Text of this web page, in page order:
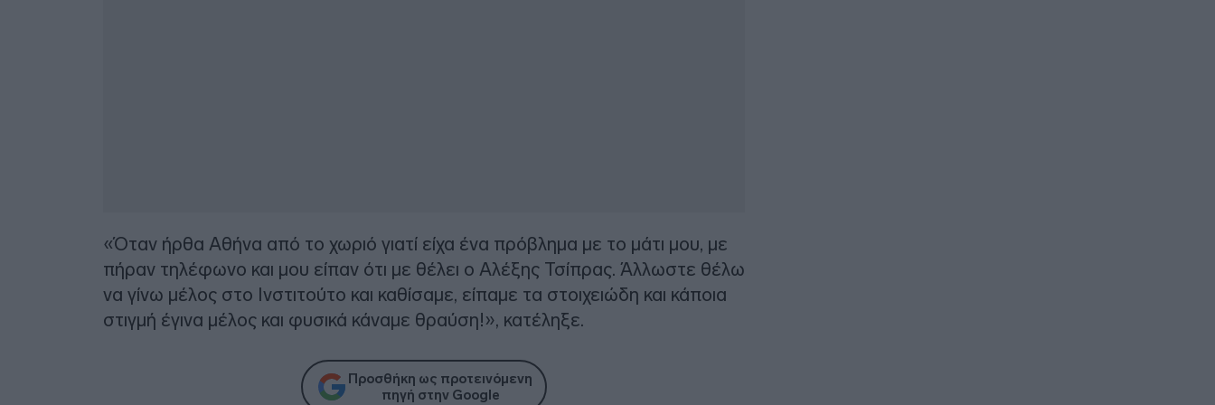
«Όταν ήρθα Αθήνα από το χωριό γιατί είχα ένα πρόβλημα με το μάτι μου, με
πήραν τηλέφωνο και μου είπαν ότι με θέλει ο Αλέξης Τσίπρας. Άλλωστε θέλω
να γίνω μέλος στο Ινστιτούτο και καθίσαμε, είπαμε τα στοιχειώδη και κάποια
στιγμή έγινα μέλος και φυσικά κάναμε θραύση!», κατέληξε.
Προσθήκη ως προτεινόμενη
πηγή στην Google